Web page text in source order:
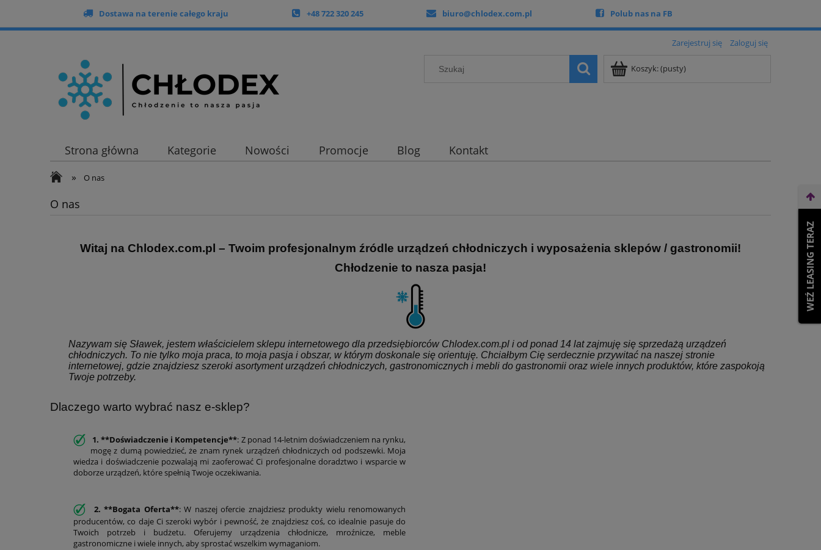
Dostawa na terenie całego kraju +48 722 320 245 biuro@chlodex.com.pl Polub nas na FB
Zarejestruj się Zaloguj się
Koszyk:(pusty)
Strona główna Kategorie Nowości Promocje Blog Kontakt
» O nas
O nas
Witaj na Chlodex.com.pl – Twoim profesjonalnym źródle urządzeń chłodniczych i wyposażenia sklepów / gastronomii!
Chłodzenie to nasza pasja!
Nazywam się Sławek, jestem właścicielem sklepu internetowego dla przedsiębiorców Chlodex.com.pl i od ponad 14 lat zajmuję się sprzedażą urządzeń
chłodniczych. To nie tylko moja praca, to moja pasja i obszar, w którym doskonale się orientuję. Chciałbym Cię serdecznie przywitać na naszej stronie
internetowej, gdzie znajdziesz szeroki asortyment urządzeń chłodniczych, gastronomicznych i mebli do gastronomii oraz wiele innych produktów, które zaspokoją
Twoje potrzeby.
Dlaczego warto wybrać nasz e-sklep?
1. **Doświadczenie i Kompetencje**: Z ponad 14-letnim doświadczeniem na rynku,
mogę z dumą powiedzieć, że znam rynek urządzeń chłodniczych od podszewki. Moja
wiedza i doświadczenie pozwalają mi zaoferować Ci profesjonalne doradztwo i wsparcie w
doborze urządzeń, które spełnią Twoje oczekiwania.
2. **Bogata Oferta**: W naszej ofercie znajdziesz produkty wielu renomowanych
producentów, co daje Ci szeroki wybór i pewność, że znajdziesz coś, co idealnie pasuje do
Twoich potrzeb i budżetu. Oferujemy urządzenia chłodnicze, mroźnicze, meble
gastronomiczne i wiele innych, aby sprostać wszelkim wymaganiom.
WEŹ LEASING TERAZ